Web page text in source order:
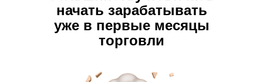
начать зарабатывать
уже в первые месяцы
торговли